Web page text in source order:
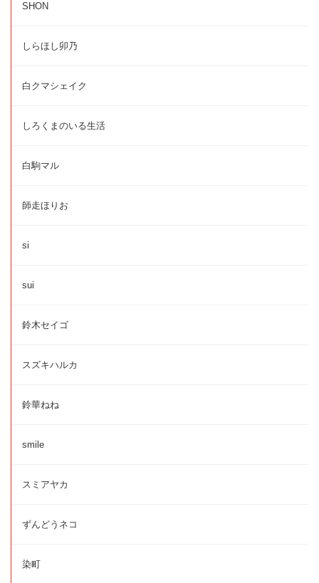
SHON
しらほし卯乃
白クマシェイク
しろくまのいる生活
白駒マル
師走ほりお
si
sui
鈴木セイゴ
スズキハルカ
鈴華ねね
smile
スミアヤカ
ずんどうネコ
染町